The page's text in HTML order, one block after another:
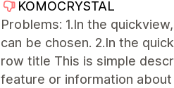
KOMOCRYSTAL
Problems: 1.In the
can be chosen. 2.In the
row title This is simple
feature or information